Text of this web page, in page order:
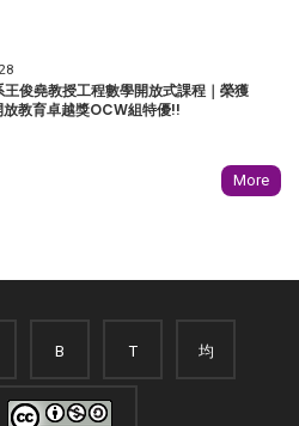
俊堯教授工程數學開放式課程｜榮獲
教育卓越獎OCW組特優!!
More
B T 均